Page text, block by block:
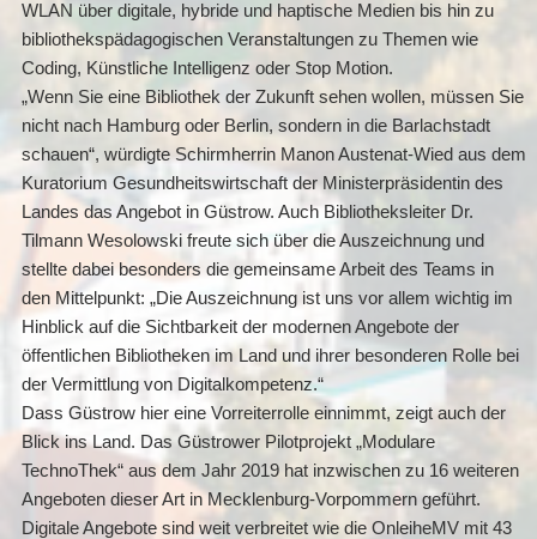
WLAN über digitale, hybride und haptische Medien bis hin zu
bibliothekspädagogischen Veranstaltungen zu Themen wie
Coding, Künstliche Intelligenz oder Stop Motion.
„Wenn Sie eine Bibliothek der Zukunft sehen wollen, müssen Sie
nicht nach Hamburg oder Berlin, sondern in die Barlachstadt
schauen“, würdigte Schirmherrin Manon Austenat-Wied aus dem
Kuratorium Gesundheitswirtschaft der Ministerpräsidentin des
Landes das Angebot in Güstrow. Auch Bibliotheksleiter Dr.
Tilmann Wesolowski freute sich über die Auszeichnung und
stellte dabei besonders die gemeinsame Arbeit des Teams in
den Mittelpunkt: „Die Auszeichnung ist uns vor allem wichtig im
Hinblick auf die Sichtbarkeit der modernen Angebote der
öffentlichen Bibliotheken im Land und ihrer besonderen Rolle bei
der Vermittlung von Digitalkompetenz.“
Dass Güstrow hier eine Vorreiterrolle einnimmt, zeigt auch der
Blick ins Land. Das Güstrower Pilotprojekt „Modulare
TechnoThek“ aus dem Jahr 2019 hat inzwischen zu 16 weiteren
Angeboten dieser Art in Mecklenburg-Vorpommern geführt.
Digitale Angebote sind weit verbreitet wie die OnleiheMV mit 43